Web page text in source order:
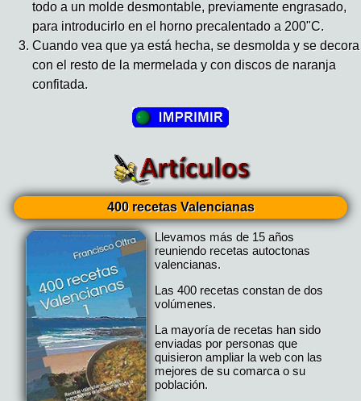
todo a un molde desmontable, previamente engrasado,
para introducirlo en el horno precalentado a 200"C.
Cuando vea que ya está hecha, se desmolda y se decora
con el resto de la mermelada y con discos de naranja
confitada.
400 recetas Valencianas
Llevamos más de 15 años
reuniendo recetas autoctonas
valencianas.
Las 400 recetas constan de dos
volúmenes.
La mayoría de recetas han sido
enviadas por personas que
quisieron ampliar la web con las
mejores de su comarca o su
población.